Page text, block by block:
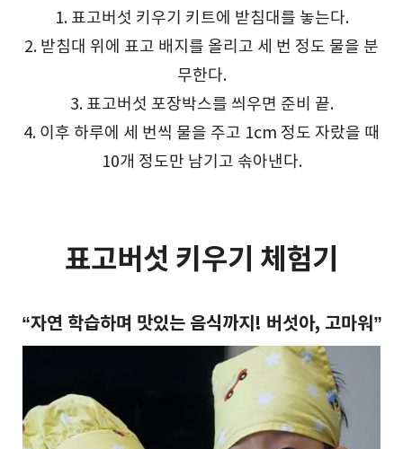
1. 표고버섯 키우기 키트에 받침대를 놓는다.
2. 받침대 위에 표고 배지를 올리고 세 번 정도 물을 분
무한다.
3. 표고버섯 포장박스를 씌우면 준비 끝.
4. 이후 하루에 세 번씩 물을 주고 1cm 정도 자랐을 때
10개 정도만 남기고 솎아낸다.
표고버섯 키우기 체험기
“자연 학습하며 맛있는 음식까지! 버섯아, 고마워”